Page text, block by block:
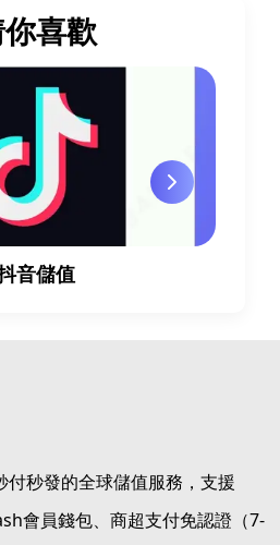
喜歡
音儲值
付秒發的全球儲值服務，支援
會員錢包、商超支付免認證（7-